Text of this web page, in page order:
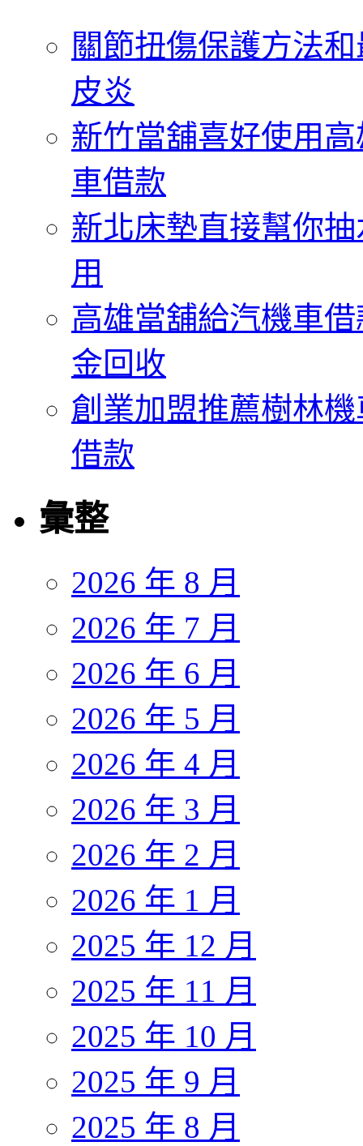
關節扭傷保護方法
皮炎
新竹當舖喜好使用
車借款
新北床墊直接幫你
用
高雄當舖給汽機車
金回收
創業加盟推薦樹林
借款
彙整
2026 年 8 月
2026 年 7 月
2026 年 6 月
2026 年 5 月
2026 年 4 月
2026 年 3 月
2026 年 2 月
2026 年 1 月
2025 年 12 月
2025 年 11 月
2025 年 10 月
2025 年 9 月
2025 年 8 月